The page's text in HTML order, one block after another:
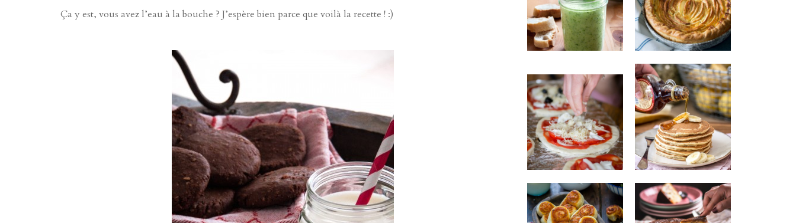
Ça y est, vous avez l’eau à la bouche ? J’espère bien parce que voilà la recette ! :)